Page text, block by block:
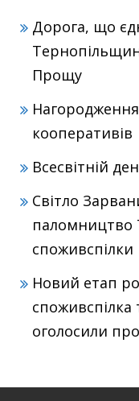
Дорога, що
Прощу
кооперативів
Всесвітній
Світло
паломництво
споживспілки
Новий етап
споживспілка
оголосили